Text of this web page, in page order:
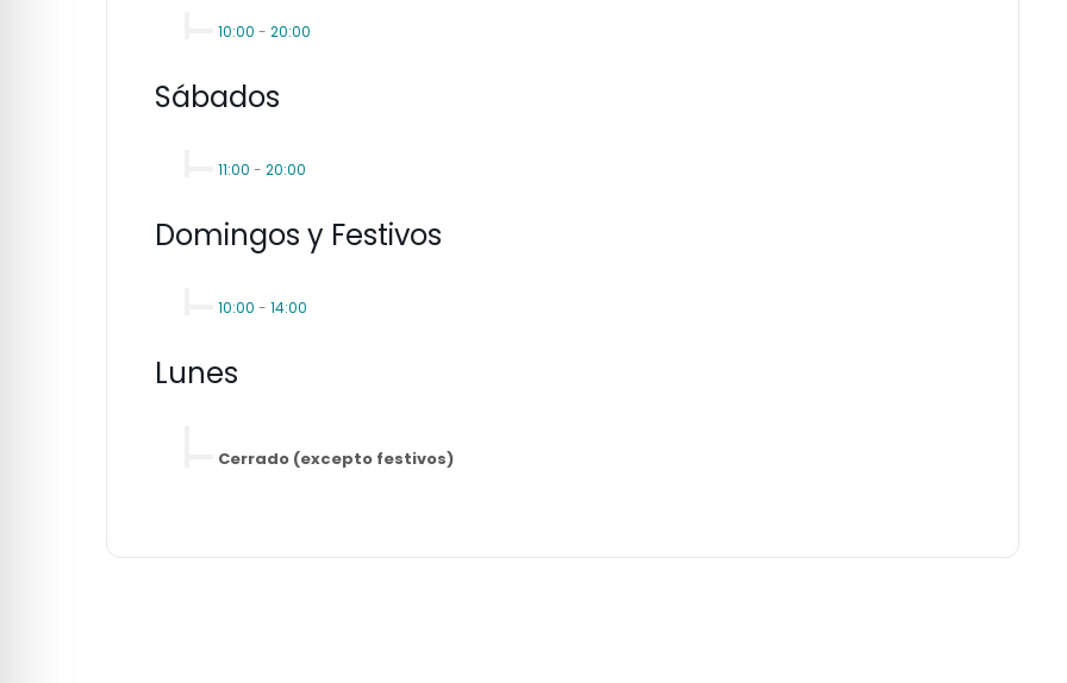
10:00 - 20:00
Sábados
11:00 - 20:00
Domingos y Festivos
10:00 - 14:00
Lunes
Cerrado (excepto festivos)